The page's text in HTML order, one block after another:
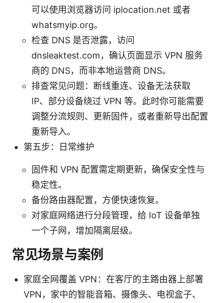
可以使用浏览器访问 iplocation.net 或者
whatsmyip.org。
检查 DNS 是否泄露，访问
dnsleaktest.com，确认页面显示 VPN 服务
商的 DNS，而非本地运营商 DNS。
排查常见问题：断线重连、设备无法获取
IP、部分设备绕过 VPN 等。此时你可能需要
调整分流规则、更新固件，或者重新导出配置
重新导入。
第五步：日常维护
固件和 VPN 配置需定期更新，确保安全性与
稳定性。
备份路由器配置，方便快速恢复。
对家庭网络进行分段管理，给 IoT 设备单独
一个子网，增加隔离层级。
常见场景与案例
家庭全网覆盖 VPN：在客厅的主路由器上部署
VPN，家中的智能音箱、摄像头、电视盒子、